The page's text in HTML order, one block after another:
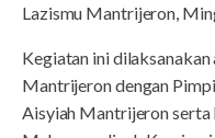
Lazismu Mantrijeron,
Kegiatan ini
Mantrijeron dengan
Aisyiah Mantrijeron